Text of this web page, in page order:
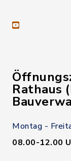
youtube
Rathaus
Montag -
08.00-12.00